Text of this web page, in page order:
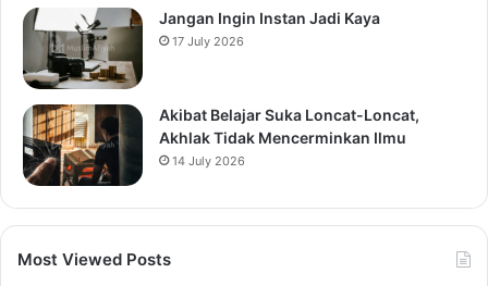
Jangan Ingin Instan Jadi Kaya
17 July 2026
Akibat Belajar Suka Loncat-Loncat,
Akhlak Tidak Mencerminkan Ilmu
14 July 2026
Most Viewed Posts